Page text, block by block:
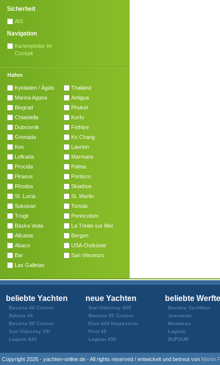
Sicherheit
AIS
Navigation
Kartenplotter im
Cockpit
Hafen
Kykladen / Ägäis
Thailand
Marina Agana
Antigua
Biograd
Phuket
Chiaiolella
Korfu
Dubrovnik
Fethiye
Grenada
Ko Chang
Kos
Lavrion
Lefkada
Marmaris
Procida
Palma
Piraeus
Portisco
Rhodos
Skiathos
St. Lucia
St. Martin
Sukosan
Tortola
Trogir
Portocolom
Baska Voda
La Trinite sur Mer
Alicante
Bergen
Abaco
USA-Ostküste
Bar
San Vincenzo
Las Galletas
beliebte Yachten
Bavaria 46 Cruiser
Salona 44
Bavaria 50 Cruiser
Sun Odyssey 39i
Lagoon 440
neue Yachten
Sun Odyssey 409
Bavaria 50 Cruiser
Elan 444 Impression
First 45
Lagoon 450
beliebte
Bavaria Yachtbau
Jeanneau
Beneteau
Lagoon
DUFOUR
Copyright 2026 - yachten-online.de - All rights reserved / entwickelt und betreut von Martin